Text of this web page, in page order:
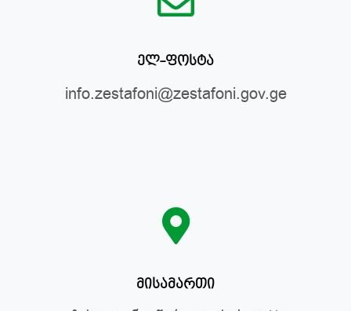
ელ-ფოსტა
info.zestafoni@zestafoni.gov.ge
მისამართი